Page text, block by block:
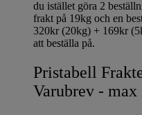
du istället göra 2
frakt på 19kg och en
320kr (20kg) + 169kr
att beställa på.
Pristabell
Varubrev - max